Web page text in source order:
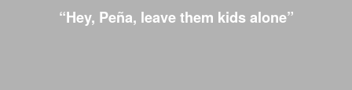
“Hey, Peña, leave them kids alone”